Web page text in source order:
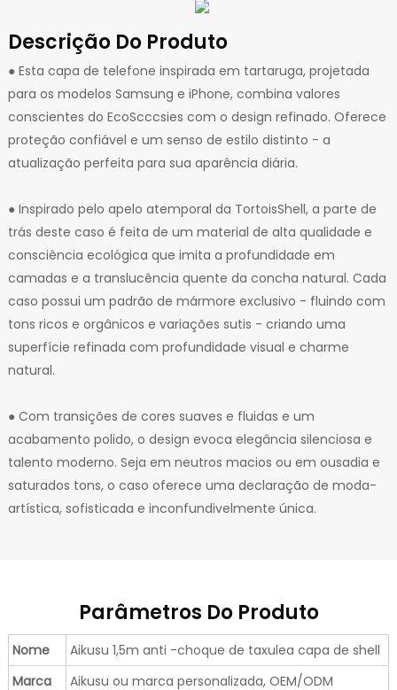
Descrição Do Produto
● Esta capa de telefone inspirada em tartaruga, projetada
para os modelos Samsung e iPhone, combina valores
conscientes do EcoScccsies com o design refinado. Oferece
proteção confiável e um senso de estilo distinto - a
atualização perfeita para sua aparência diária.
● Inspirado pelo apelo atemporal da TortoisShell, a parte de
trás deste caso é feita de um material de alta qualidade e
consciência ecológica que imita a profundidade em
camadas e a translucência quente da concha natural. Cada
caso possui um padrão de mármore exclusivo - fluindo com
tons ricos e orgânicos e variações sutis - criando uma
superfície refinada com profundidade visual e charme
natural.
● Com transições de cores suaves e fluidas e um
acabamento polido, o design evoca elegância silenciosa e
talento moderno. Seja em neutros macios ou em ousadia e
saturados tons, o caso oferece uma declaração de moda-
artística, sofisticada e inconfundivelmente única.
Parâmetros Do Produto
Nome
Aikusu 1,5m anti -choque de taxulea capa de shell
Marca
Aikusu ou marca personalizada, OEM/ODM